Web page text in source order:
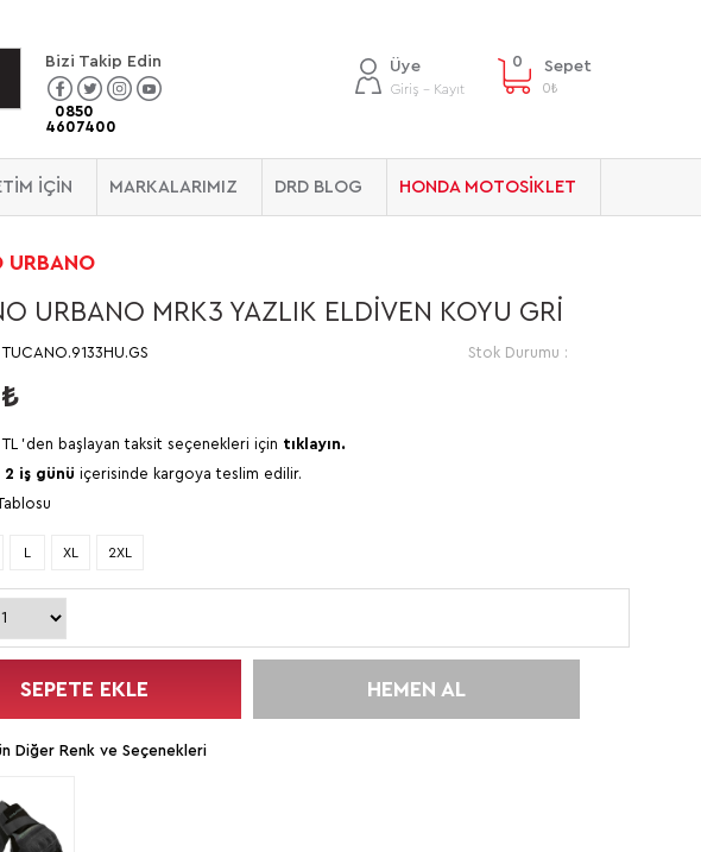
Bizi Takip Edin
0850
4607400
Sepet
0₺
0
Üye
Giriş - Kayıt
İÇİN MARKALARIMIZ DRD BLOG HONDA MOTOSİKLET
URBANO
URBANO MRK3 YAZLIK ELDİVEN KOYU GRİ
TUCANO.9133HU.GS Stok Durumu :
₺
'den başlayan taksit seçenekleri için tıklayın.
2 iş günü içerisinde kargoya teslim edilir.
L XL 2XL
SEPETE EKLE HEMEN AL
Diğer Renk ve Seçenekleri